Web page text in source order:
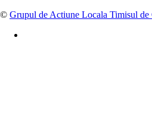
© Grupul de Actiune Locala Timisul de